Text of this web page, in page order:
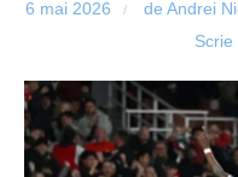
6 mai 2026 / de Andrei
Scrie